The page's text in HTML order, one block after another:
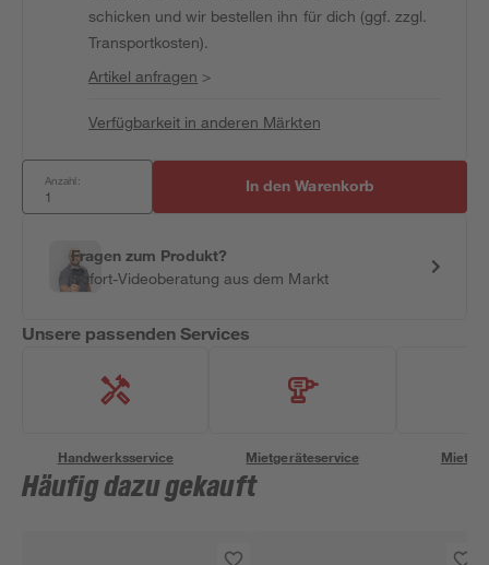
schicken und wir bestellen ihn für dich (ggf. zzgl.
Transportkosten).
Artikel anfragen >
Verfügbarkeit in anderen Märkten
Anzahl: In den Warenkorb
Fragen zum Produkt?
Sofort-Videoberatung aus dem Markt
Unsere passenden Services
Handwerksservice Mietgeräteservice
Häufig dazu gekauft